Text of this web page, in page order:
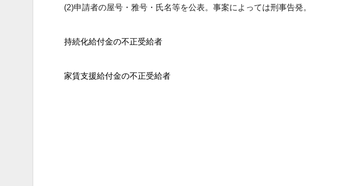
(2)申請者の屋号・雅号・氏名等を公表。事案によっては刑事告発。
持続化給付金の不正受給者
家賃支援給付金の不正受給者